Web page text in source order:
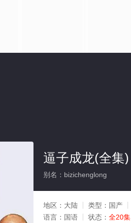
逼子成龙(全集)
别名：bizichenglong
地区： 大陆 类型： 国产
语言： 国语 状态： 全20集